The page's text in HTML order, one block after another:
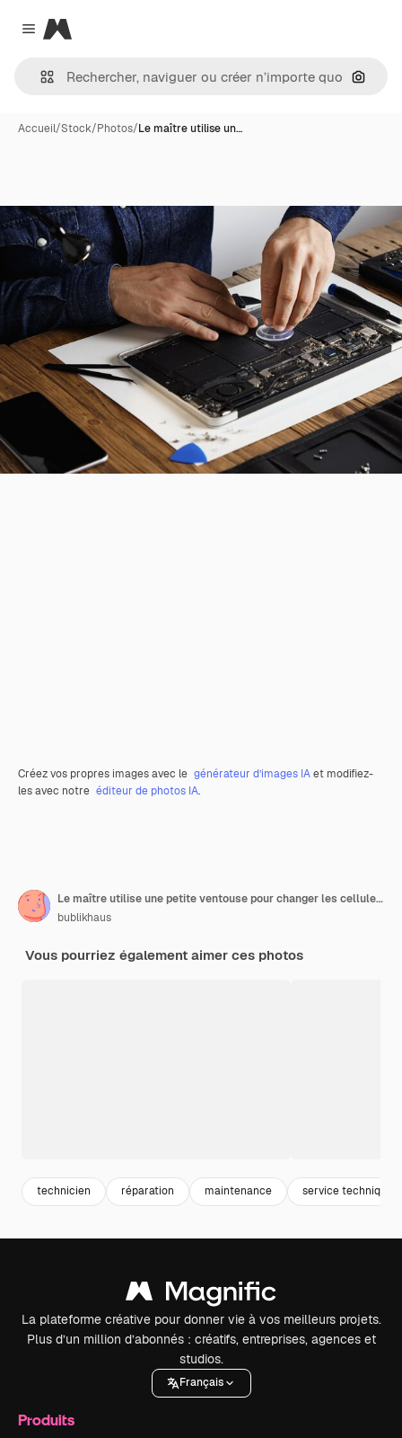
Close menu
Magnific
Accueil/Stock/Photos/Le maître utilise un…
Créez vos propres images avec le générateur d’images IAet modifiez-
les avec notre éditeur de photos IA.
Le maître utilise une petite ventouse pour changer les cellules de la batterie d'un ordinateur portable cassé pour le réparer et le nettoyer dans son laboratoire avec une boîte à outils spécifique sur une table en bois autour
bublikhaus
Vous pourriez également aimer ces photos
technicien réparation maintenance service technique
La plateforme créative pour donner vie à vos meilleurs projets.
Plus d’un million d’abonnés : créatifs, entreprises, agences et
studios.
Français
Produits